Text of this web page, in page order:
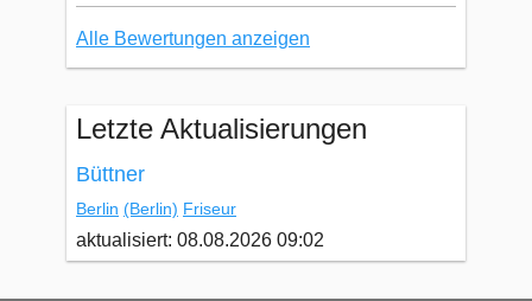
Alle Bewertungen anzeigen
Letzte Aktualisierungen
Büttner
Berlin (Berlin) Friseur
aktualisiert: 08.08.2026 09:02